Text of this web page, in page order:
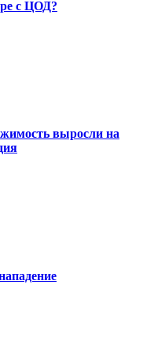
с ЦОД?
выросли на